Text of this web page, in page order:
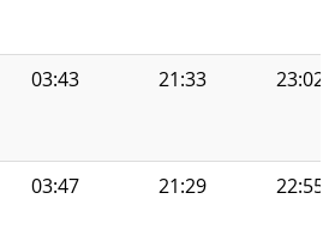
03:43 21:33 23:02
03:47 21:29 22:55